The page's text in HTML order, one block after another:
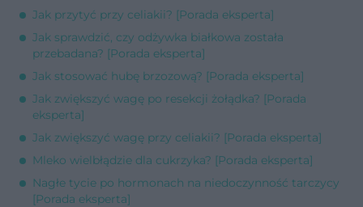
Jak przytyć przy celiakii? [Porada eksperta]
Jak sprawdzić, czy odżywka białkowa została
przebadana? [Porada eksperta]
Jak stosować hubę brzozową? [Porada eksperta]
Jak zwiększyć wagę po resekcji żołądka? [Porada
eksperta]
Jak zwiększyć wagę przy celiakii? [Porada eksperta]
Mleko wielbłądzie dla cukrzyka? [Porada eksperta]
Nagłe tycie po hormonach na niedoczynność tarczycy
[Porada eksperta]